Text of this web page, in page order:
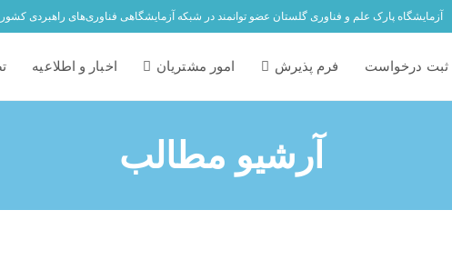
آزمایشگاه پارک علم و فناوری گلستان عضو توانمند در شبکه آزمایشگاهی فناوری‌های راهبردی کشور
ثبت درخواست فرم پذیرش امور مشتریان اخبار و اطلاعیه
آرشیو مطالب